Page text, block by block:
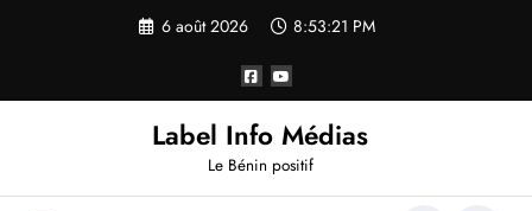
6 août 2026 8:53:22 PM
Label Info Médias
Le Bénin positif